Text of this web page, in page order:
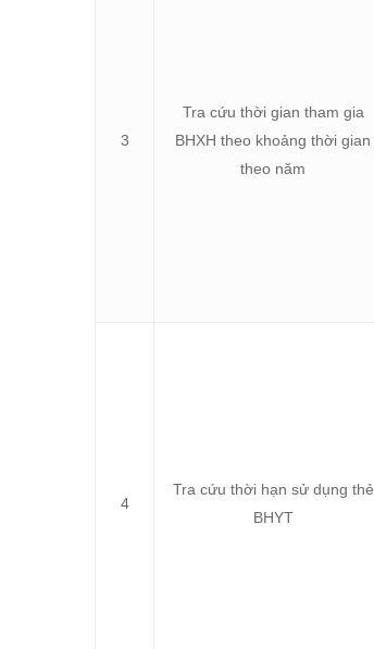
3
Tra cứu thời gian tham gia
BHXH theo khoảng thời gian
theo năm
4
Tra cứu thời hạn sử dụng thẻ
BHYT